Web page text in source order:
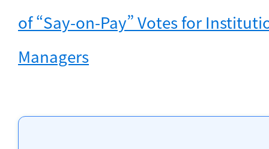
of “Say-on-Pay” Votes for
Managers